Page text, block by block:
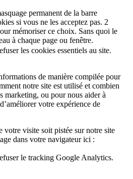
permanent de la barre
si vous ne les acceptez pas. 2
mémoriser ce choix. Sans quoi le
à chaque page ou fenêtre.
les cookies essentiels au site.
de manière compilée pour
notre site est utilisé et combien
marketing, ou pour nous aider à
votre expérience de
votre visite soit pistée sur notre site
dans votre navigateur ici :
le tracking Google Analytics.